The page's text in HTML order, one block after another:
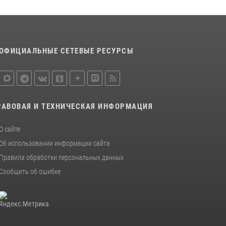
петербургском цифровом форуме
В Ленобласти сотрудники Росгвардии
клуба «Умные каникулы»
СЕТЕВЫЕ РЕСУРСЫ
И ТЕХНИЧЕСКАЯ ИНФОРМАЦИЯ
О сайте
Об использовании информации сайта
Правила обработки персональных данных
Сообщить об ошибке